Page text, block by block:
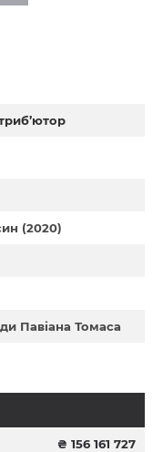
(2020)
Павіана Томаса
₴ 156 161 727